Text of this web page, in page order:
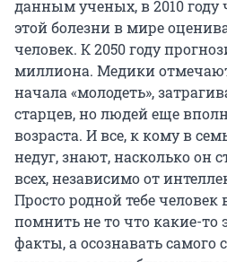
данным ученых, в 2010
этой болезни в мире
человек. К 2050 году
миллиона. Медики
начала «молодеть»,
старцев, но людей еще
возраста. И все, к кому в
недуг, знают, насколько он
всех, независимо от
Просто родной тебе человек
помнить не то что какие-то
факты, а осознавать самого